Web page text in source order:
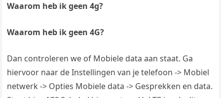
Waarom heb ik geen 4g?
Waarom heb ik geen 4G?
Dan controleren we of Mobiele data aan staat. Ga
hiervoor naar de Instellingen van je telefoon -> Mobiel
netwerk -> Opties Mobiele data -> Gesprekken en data.